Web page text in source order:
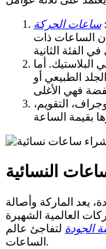
ساعات الحركة
الساعات ذات
البلاستيك. أما
الطبيعي أو
التقويم،
النسائية
يعد الماركة وأصالة
العالمية الشهيرة
الجودة لتفاجئ عالم
الساعات.